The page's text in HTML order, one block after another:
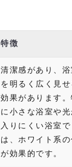
特徴
清潔感があり、浴
を明るく広く見せ
効果があります。
に小さな浴室や光
入りにくい浴室で
は、ホワイト系の
が効果的です。